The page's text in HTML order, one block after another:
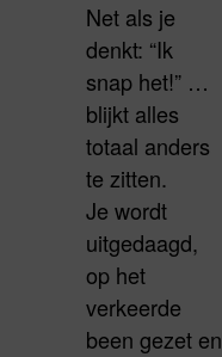
Net als je
denkt: “Ik
snap het!” …
blijkt alles
totaal anders
te zitten.
Je wordt
uitgedaagd,
op het
verkeerde
been gezet en